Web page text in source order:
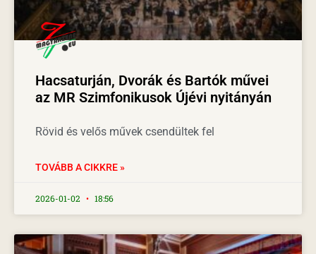
Hacsaturján, Dvorák és Bartók művei
az MR Szimfonikusok Újévi nyitányán
Rövid és velős művek csendültek fel
TOVÁBB A CIKKRE »
2026-01-02 18:56